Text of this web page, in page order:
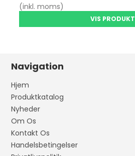
(inkl. moms)
VIS PRODUKT
Navigation
Hjem
Produktkatalog
Nyheder
Om Os
Kontakt Os
Handelsbetingelser